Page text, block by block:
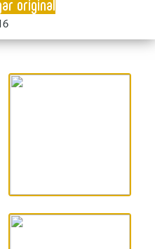
original